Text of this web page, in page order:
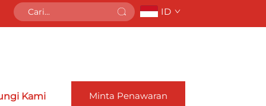
ID
Kami Minta Penawaran